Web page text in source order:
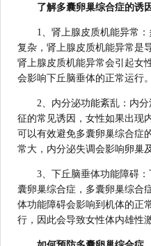
了解多囊卵巢综合症的诱
1、肾上腺皮质机能异常
复杂，肾上腺皮质机能异常是
肾上腺皮质机能异常会引起女
会影响下丘脑垂体的正常运行。
2、内分泌功能紊乱：内
征的常见诱因，女性如果出现
可以有效避免多囊卵巢综合症
常大，内分泌失调会影响卵巢
3、下丘脑垂体功能障碍
囊卵巢综合症，多囊卵巢综合
体功能障碍会影响到机体的正
行，因此会导致女性体内雄性